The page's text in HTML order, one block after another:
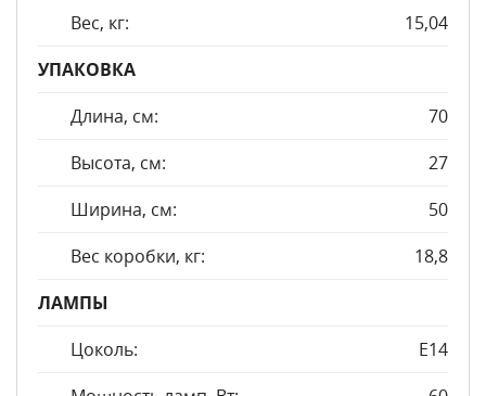
Вес, кг:
15,04
УПАКОВКА
Длина, см:
70
Высота, см:
27
Ширина, см:
50
Вес коробки, кг:
18,8
ЛАМПЫ
Цоколь:
E14